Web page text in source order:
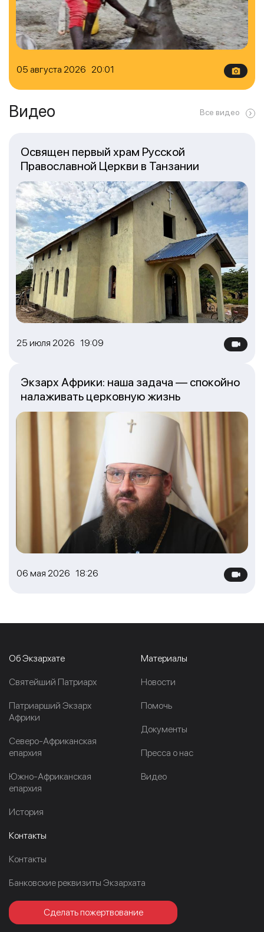
05 августа 2026 20:01
Видео Все видео
25 июля 2026 19:09
Освящен первый храм Русской
Православной Церкви в Танзании
06 мая 2026 18:26
Экзарх Африки: наша задача — спокойно
налаживать церковную жизнь
Об Экзархате
Cвятейший Патриарх
Патриарший Экзарх
Африки
Северо-Африканская
епархия
Южно-Африканская
епархия
История
Материалы
Новости
Помочь
Документы
Пресса о нас
Видео
Контакты
Контакты
Банковские реквизиты Экзархата
Сделать пожертвование